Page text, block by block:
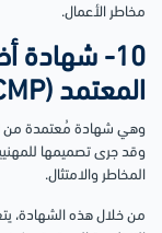
مخاطر الأعمال.
10- شهادة
المعتمد (CRCMP)
وقد جرى تصميمها
المخاطر والامتثال.
من خلال هذه الشهادة،